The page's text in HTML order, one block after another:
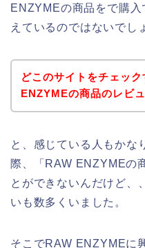
ENZYMEの商品をで購
えているのではないでし
どこのサイトをチェッ
ENZYMEの商品のレビ
と、感じている人もかな
際、「RAW ENZYMEの
とができないんだけど、
いも数多くいました。
そこでRAW ENZYMEに